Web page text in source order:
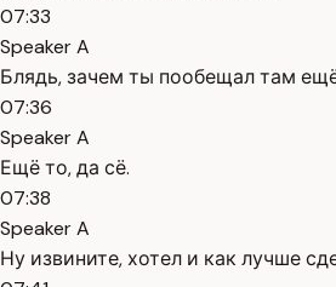
07:33
Speaker A
Блядь, зачем ты пообещал там
07:36
Speaker A
Ещё то, да сё.
07:38
Speaker A
Ну извините, хотел и как лучше